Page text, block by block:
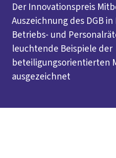
Der Innovationspreis
Auszeichnung des DGB
Betriebs- und
leuchtende Beispiele der
beteiligungsorientierten
ausgezeichnet